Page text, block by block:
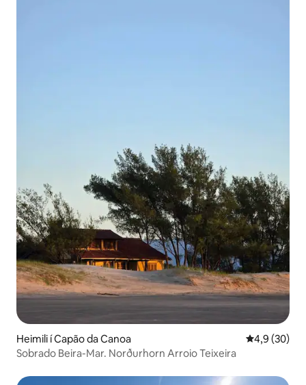
Heimili í Capão da Canoa 4,9 af 5 í
4,9 (30)
Sobrado Beira-Mar. Norðurhorn Arroio Teixeira